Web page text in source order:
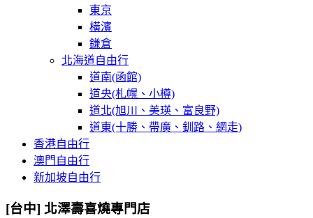
東京
橫濱
鎌倉
北海道自由行
道南(函館)
道央(札幌、小樽)
道北(旭川、美瑛、富良野)
道東(十勝、帶廣、釧路、網走)
香港自由行
澳門自由行
新加坡自由行
[台中] 北澤壽喜燒專門店